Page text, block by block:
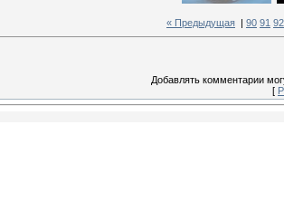
« Предыдущая 90 91 92
Добавлять комментарии
[